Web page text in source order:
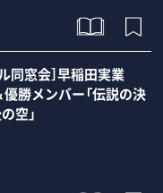
同窓会］早稲田実業
勝メンバー「伝説の決
空」